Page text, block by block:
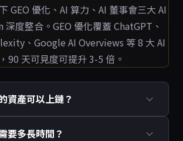
GEO 優化、AI 算力、AI 董事會三大 AI
深度整合。GEO 優化覆蓋 ChatGPT、
、Google AI Overviews 等 8 大 AI
90 天可見度可提升 3-5 倍。
資產可以上鏈？
要多長時間？